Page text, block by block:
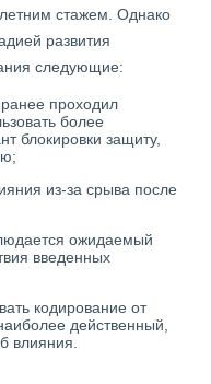
стажем. Однако
развития
следующие:
проходил
более
блокировки защиту,
из-за срыва после
ожидаемый
введенных
кодирование от
действенный,
влияния.